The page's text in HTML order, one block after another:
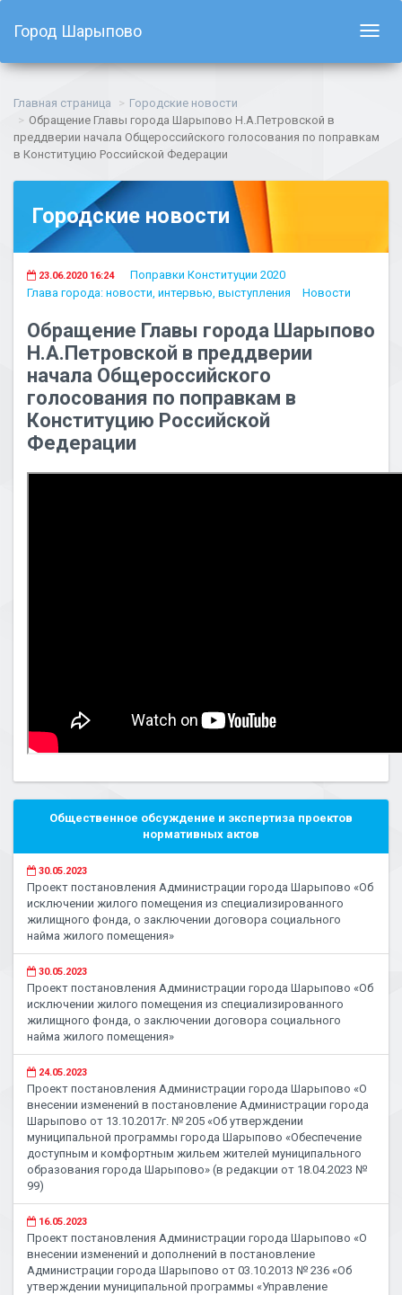
Город Шарыпово
Главная страница
Городские новости
Обращение Главы города Шарыпово Н.А.Петровской в
преддверии начала Общероссийского голосования по поправкам
в Конституцию Российской Федерации
Городские новости
23.06.2020 16:24
Поправки Конституции 2020
Глава города: новости, интервью, выступления
Новости
Обращение Главы города Шарыпово
Н.А.Петровской в преддверии
начала Общероссийского
голосования по поправкам в
Конституцию Российской
Федерации
Общественное обсуждение и экспертиза проектов
нормативных актов
30.05.2023
Проект постановления Администрации города Шарыпово «Об
исключении жилого помещения из специализированного
жилищного фонда, о заключении договора социального
найма жилого помещения»
30.05.2023
Проект постановления Администрации города Шарыпово «Об
исключении жилого помещения из специализированного
жилищного фонда, о заключении договора социального
найма жилого помещения»
24.05.2023
Проект постановления Администрации города Шарыпово «О
внесении изменений в постановление Администрации города
Шарыпово от 13.10.2017г. № 205 «Об утверждении
муниципальной программы города Шарыпово «Обеспечение
доступным и комфортным жильем жителей муниципального
образования города Шарыпово» (в редакции от 18.04.2023 №
99)
16.05.2023
Проект постановления Администрации города Шарыпово «О
внесении изменений и дополнений в постановление
Администрации города Шарыпово от 03.10.2013 № 236 «Об
утверждении муниципальной программы «Управление